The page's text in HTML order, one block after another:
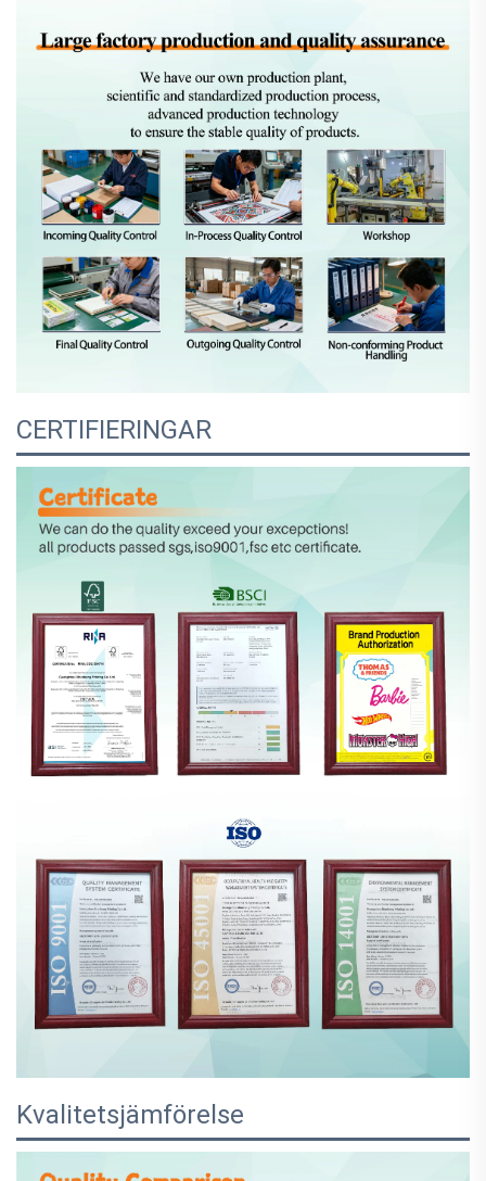
CERTIFIERINGAR
Kvalitetsjämförelse